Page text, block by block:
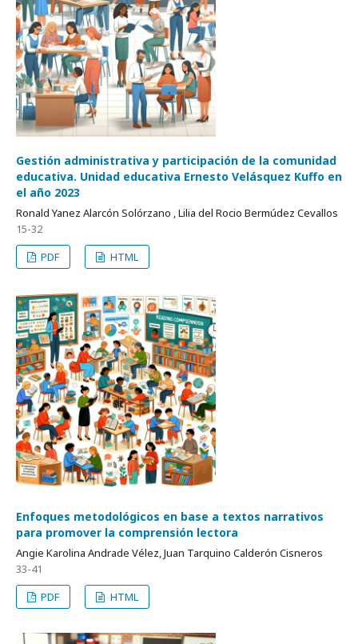
Gestión administrativa y participación de la comunidad
educativa. Unidad educativa Ernesto Velásquez Kuffo en
el año 2023
Ronald Yanez Alarcón Solórzano , Lilia del Rocio Bermúdez Cevallos
15-32
PDF
HTML
Enfoques metodológicos en base a textos narrativos
para promover la comprensión lectora
Angie Karolina Andrade Vélez, Juan Tarquino Calderón Cisneros
33-41
PDF
HTML